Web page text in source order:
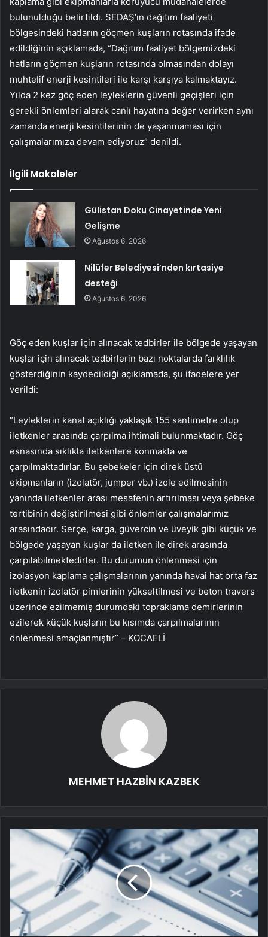
bulunulduğu belirtildi. SEDAŞ’ın dağıtım faaliyeti
bölgesindeki hatların göçmen kuşların rotasında ifade
edildiğinin açıklamada, “Dağıtım faaliyet bölgemizdeki
hatların göçmen kuşların rotasında olmasından dolayı
muhtelif enerji kesintileri ile karşı karşıya kalmaktayız.
Yılda 2 kez göç eden leyleklerin güvenli geçişleri için
gerekli önlemleri alarak canlı hayatına değer verirken aynı
zamanda enerji kesintilerinin de yaşanmaması için
çalışmalarımıza devam ediyoruz” denildi.
İlgili Makaleler
Gülistan Doku Cinayetinde Yeni
Gelişme
Ağustos 6, 2026
Nilüfer Belediyesi’nden kırtasiye
desteği
Ağustos 6, 2026
Göç eden kuşlar için alınacak tedbirler ile bölgede yaşayan
kuşlar için alınacak tedbirlerin bazı noktalarda farklılık
gösterdiğinin kaydedildiği açıklamada, şu ifadelere yer
verildi:
“Leyleklerin kanat açıklığı yaklaşık 155 santimetre olup
iletkenler arasında çarpılma ihtimali bulunmaktadır. Göç
esnasında sıklıkla iletkenlere konmakta ve
çarpılmaktadırlar. Bu şebekeler için direk üstü
ekipmanların (izolatör, jumper vb.) izole edilmesinin
yanında iletkenler arası mesafenin artırılması veya şebeke
tertibinin değiştirilmesi gibi önlemler çalışmalarımız
arasındadır. Serçe, karga, güvercin ve üveyik gibi küçük ve
bölgede yaşayan kuşlar da iletken ile direk arasında
çarpılabilmektedirler. Bu durumun önlenmesi için
izolasyon kaplama çalışmalarının yanında havai hat orta faz
iletkenin izolatör pimlerinin yükseltilmesi ve beton travers
üzerinde ezilmemiş durumdaki topraklama demirlerinin
ezilerek küçük kuşların bu kısımda çarpılmalarının
önlenmesi amaçlanmıştır” – KOCAELİ
MEHMET HAZBİN KAZBEK